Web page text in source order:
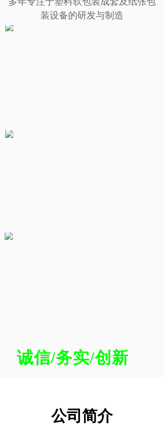
诚信/务实/创新
装设备的研发与制造
公司简介